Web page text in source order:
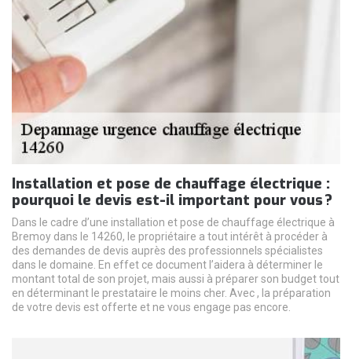
Installation et pose de chauffage électrique :
pourquoi le devis est-il important pour vous ?
Dans le cadre d’une installation et pose de chauffage électrique à
Bremoy dans le 14260, le propriétaire a tout intérêt à procéder à
des demandes de devis auprès des professionnels spécialistes
dans le domaine. En effet ce document l’aidera à déterminer le
montant total de son projet, mais aussi à préparer son budget tout
en déterminant le prestataire le moins cher. Avec , la préparation
de votre devis est offerte et ne vous engage pas encore.